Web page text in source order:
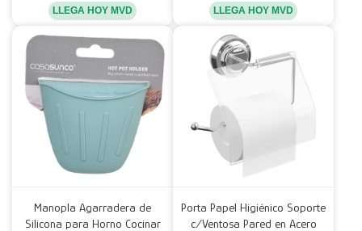
LLEGA HOY MVD LLEGA HOY MVD
Manopla Agarradera de
Silicona para Horno Cocinar
Porta Papel Higiénico Soporte
c/Ventosa Pared en Acero